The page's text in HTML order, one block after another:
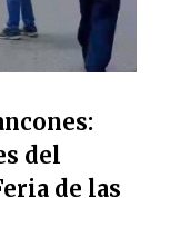
del
de las